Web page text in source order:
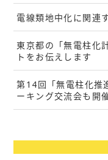
電線類地中化に関連
東京都の「無電柱化
トをお伝えします
第14回「無電柱化推
ーキング交流会も開